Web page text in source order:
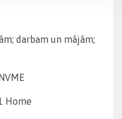
darbam un mājām;
Home